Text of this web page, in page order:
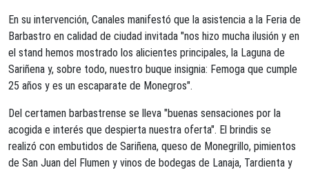
En su intervención, Canales manifestó que la asistencia a la Feria de
Barbastro en calidad de ciudad invitada "nos hizo mucha ilusión y en
el stand hemos mostrado los alicientes principales, la Laguna de
Sariñena y, sobre todo, nuestro buque insignia: Femoga que cumple
25 años y es un escaparate de Monegros".
Del certamen barbastrense se lleva "buenas sensaciones por la
acogida e interés que despierta nuestra oferta". El brindis se
realizó con embutidos de Sariñena, queso de Monegrillo, pimientos
de San Juan del Flumen y vinos de bodegas de Lanaja, Tardienta y